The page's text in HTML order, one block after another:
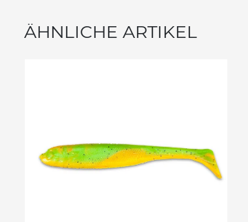
ÄHNLICHE ARTIKEL